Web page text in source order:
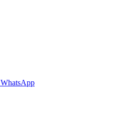
WhatsApp